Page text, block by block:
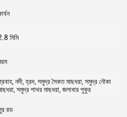
মিমি
নদী, হ্রদ, সমুদ্র সৈকত মাছধরা, সমুদ্র নৌকা
সমুদ্র পাথর মাছধরা, জলাধার পুকুর
রড